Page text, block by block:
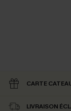
CARTE
LIVRAISON